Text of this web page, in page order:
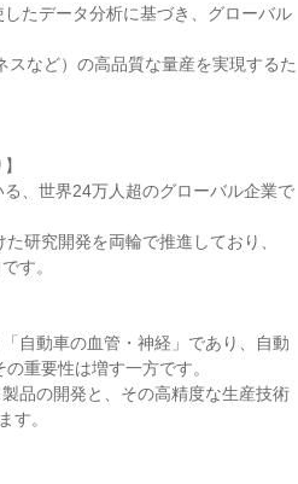
たデータ分析に基づき、グローバル
など）の高品質な量産を実現するた
、世界24万人超のグローバル企業で
研究開発を両輪で推進しており、
す。
自動車の血管・神経」であり、自動
重要性は増す一方です。
品の開発と、その高精度な生産技術
す。